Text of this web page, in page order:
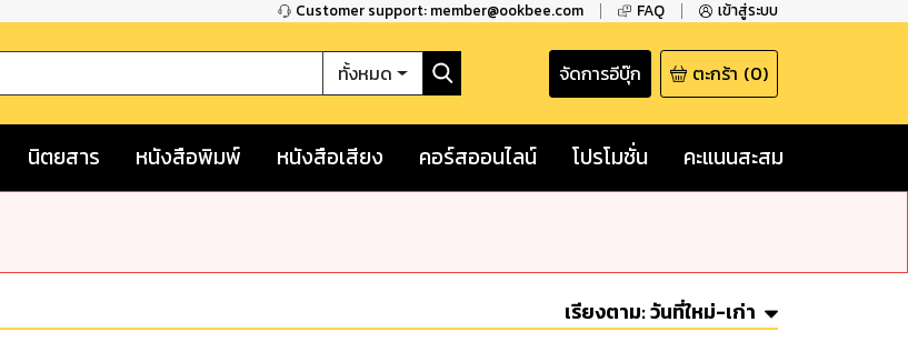
Customer support: member@ookbee.com FAQ เข้าสู่ระบบ
ทั้งหมด จัดการอีบุ๊ก ตะกร้า (0)
นิตยสาร หนังสือพิมพ์ หนังสือเสียง คอร์สออนไลน์ โปรโมชั่น คะแนนสะสม
เรียงตาม:วันที่ใหม่-เก่า